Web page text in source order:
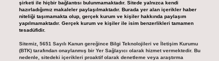
şirketi ile hiçbir bağlantısı bulunmamaktadır. Sitede yalnızca kendi
hazırladığımız makaleler paylaşılmaktadır. Burada yer alan içerikler haber
niteliği taşımamakta olup, gerçek kurum ve kişiler hakkında paylaşım
yapılmamaktadır. Gerçek kurum ve kişiler ile isim benzerlikleri tamamen
tesadüfidir.
Sitemiz, 5651 Sayılı Kanun gereğince Bilgi Teknolojileri ve İletişim Kurumu
(BTK) tarafından onaylanmış bir Yer Sağlayıcı olarak hizmet vermektedir. Bu
nedenle, sitedeki içerikleri proaktif olarak denetleme veya araştırma